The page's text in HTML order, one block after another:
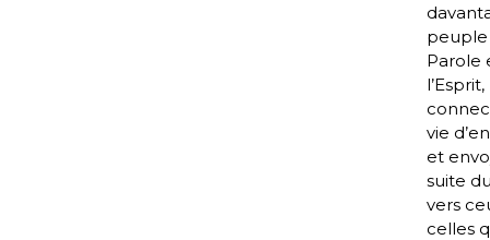
peuple
Parole
l’Esprit,
vie
et
suite
vers
celles